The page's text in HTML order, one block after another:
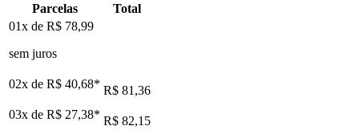
Parcelas
Total
01x de R$ 78,99
sem juros
02x de R$ 40,68* R$ 81,36
03x de R$ 27,38* R$ 82,15